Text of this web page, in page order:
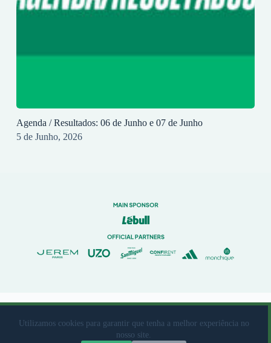
Utilizamos cookies para garantir que tenha a melhor experiência no
nosso site.
Agenda / Resultados: 06 de Junho e 07 de Junho
5 de Junho, 2026
© 2023 Rio Ave Futebol Clube Desenvolvido porbrandit